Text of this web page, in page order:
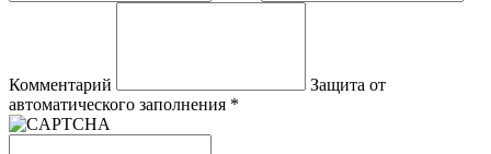
Комментарий
Защита от
автоматического заполнения *